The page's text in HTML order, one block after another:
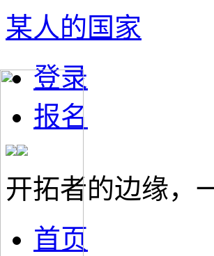
某人的国家
登录
报名
开拓者的边缘，
首页